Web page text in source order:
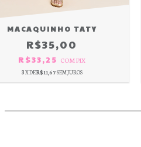
MACAQUINHO TATY
R$35,00
R$33,25 COMPIX
3X DER$11,67SEM JUROS